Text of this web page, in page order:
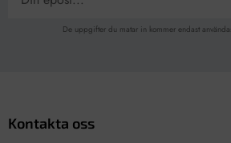
De uppgifter du matar in kommer endast
Kontakta oss